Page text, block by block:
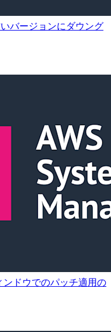
バージョンにダウング
ドウでのパッチ適用の